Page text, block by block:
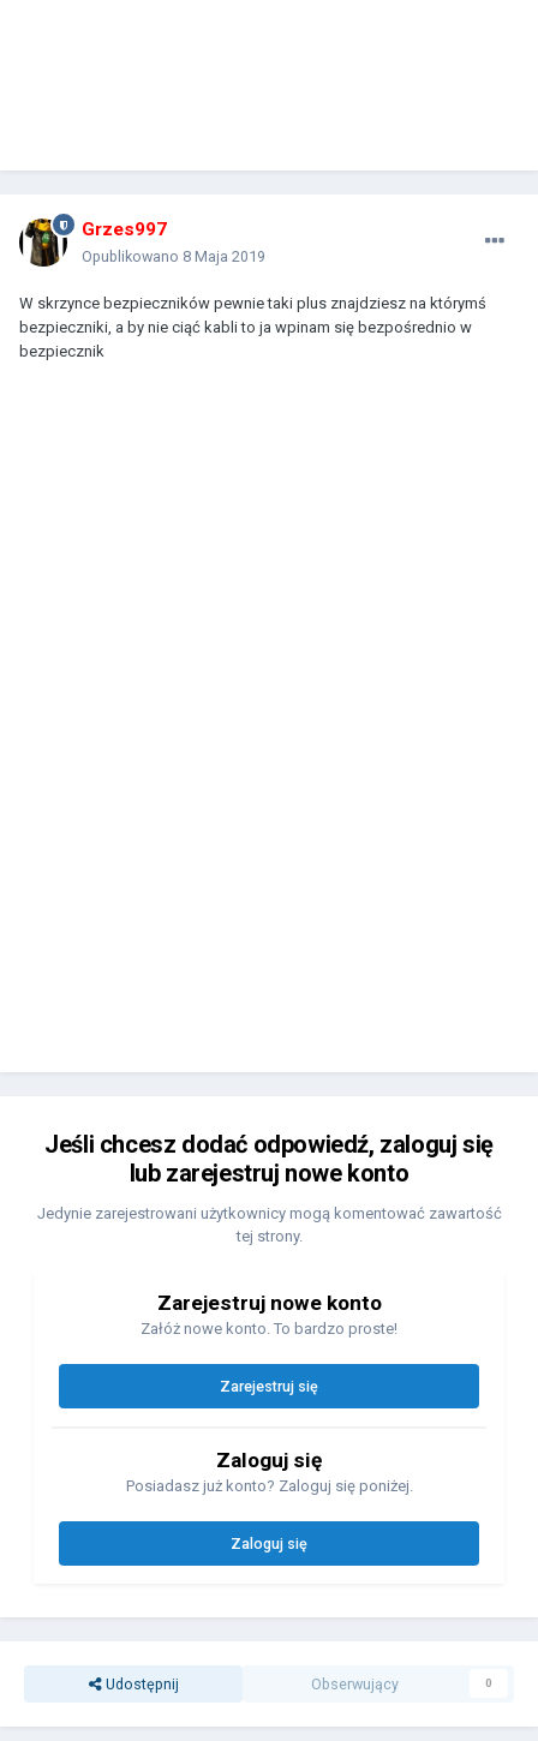
Grzes997
Opublikowano 8 Maja 2019
W skrzynce bezpieczników pewnie taki plus znajdziesz na którymś
bezpieczniki, a by nie ciąć kabli to ja wpinam się bezpośrednio w
bezpiecznik
Jeśli chcesz dodać odpowiedź, zaloguj się
lub zarejestruj nowe konto
Jedynie zarejestrowani użytkownicy mogą komentować zawartość
tej strony.
Zarejestruj nowe konto
Załóż nowe konto. To bardzo proste!
Zarejestruj się
Zaloguj się
Posiadasz już konto? Zaloguj się poniżej.
Zaloguj się
Udostępnij Obserwujący 0